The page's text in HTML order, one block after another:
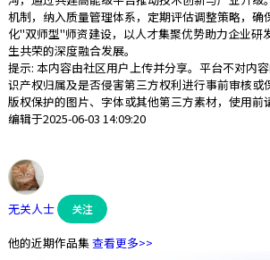
机制，纳入质量管理体系，定期评估调整策略，确
化"双师型"师资建设，以人才集聚优势助力企业研
生共荣的深度融合发展。
提示: 本内容由社区用户上传并分享。平台不对内
识产权归属及是否侵害第三方权利进行事前审核或
版权保护的图片、字体或其他第三方素材，使用前
编辑于2025-06-03 14:09:20
无关人士 关注
他的近期作品集查看更多>>